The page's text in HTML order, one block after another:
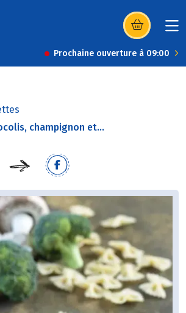
(s’ouvre dans
Prochaine ouverture à 09:00
champignon et...